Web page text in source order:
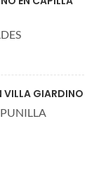
VILLA GIARDINO